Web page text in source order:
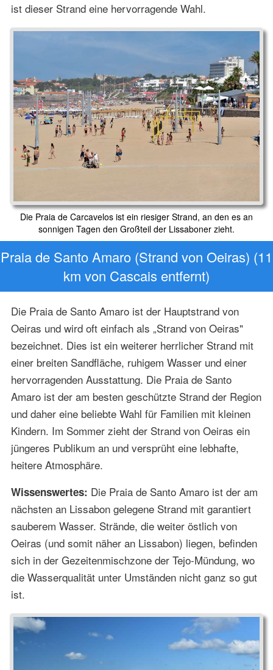
ist dieser Strand eine hervorragende Wahl.
Die Praia de Carcavelos ist ein riesiger Strand, an den es an
sonnigen Tagen den Großteil der Lissaboner zieht.
Praia de Santo Amaro (Strand von Oeiras) (11
km von Cascais entfernt)
Die Praia de Santo Amaro ist der Hauptstrand von
Oeiras und wird oft einfach als „Strand von Oeiras"
bezeichnet. Dies ist ein weiterer herrlicher Strand mit
einer breiten Sandfläche, ruhigem Wasser und einer
hervorragenden Ausstattung. Die Praia de Santo
Amaro ist der am besten geschützte Strand der Region
und daher eine beliebte Wahl für Familien mit kleinen
Kindern. Im Sommer zieht der Strand von Oeiras ein
jüngeres Publikum an und versprüht eine lebhafte,
heitere Atmosphäre.
Wissenswertes: Die Praia de Santo Amaro ist der am
nächsten an Lissabon gelegene Strand mit garantiert
sauberem Wasser. Strände, die weiter östlich von
Oeiras (und somit näher an Lissabon) liegen, befinden
sich in der Gezeitenmischzone der Tejo-Mündung, wo
die Wasserqualität unter Umständen nicht ganz so gut
ist.